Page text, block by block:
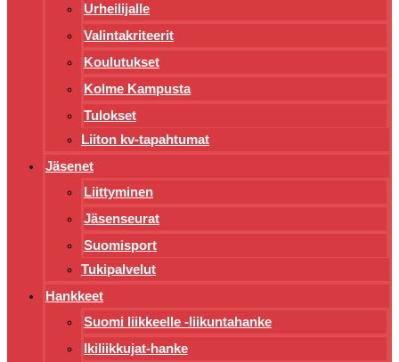
Urheilijalle
Valintakriteerit
Koulutukset
Kolme Kampusta
Tulokset
Liiton kv-tapahtumat
Jäsenet
Liittyminen
Jäsenseurat
Suomisport
Tukipalvelut
Hankkeet
Suomi liikkeelle -liikuntahanke
Ikiliikkujat-hanke